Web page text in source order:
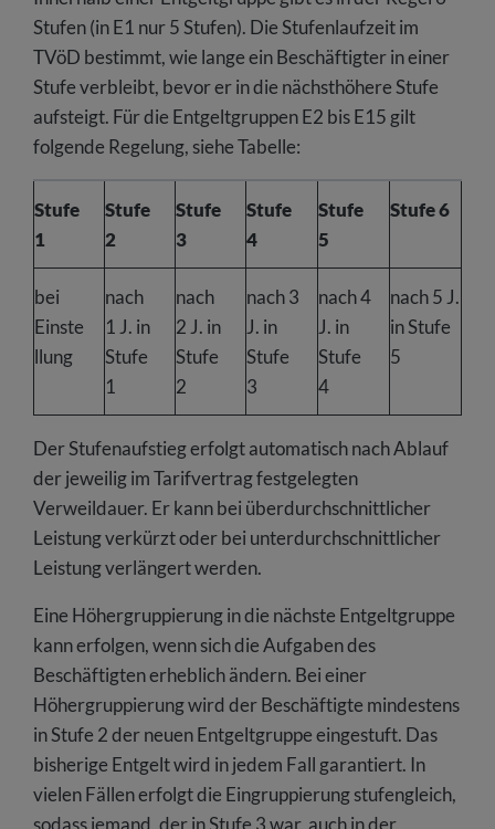
Stufen (in E1 nur 5 Stufen). Die Stufenlaufzeit im
TVöD bestimmt, wie lange ein Beschäftigter in einer
Stufe verbleibt, bevor er in die nächsthöhere Stufe
aufsteigt. Für die Entgeltgruppen E2 bis E15 gilt
folgende Regelung, siehe Tabelle:
Stufe
1
Stufe
2
Stufe
3
Stufe
4
Stufe
5
Stufe 6
bei
Einste
llung
nach
1 J. in
Stufe
1
nach
2 J. in
Stufe
2
nach 3
J. in
Stufe
3
nach 4
J. in
Stufe
4
nach 5 J.
in Stufe
5
Der Stufenaufstieg erfolgt automatisch nach Ablauf
der jeweilig im Tarifvertrag festgelegten
Verweildauer. Er kann bei überdurchschnittlicher
Leistung verkürzt oder bei unterdurchschnittlicher
Leistung verlängert werden.
Eine Höhergruppierung in die nächste Entgeltgruppe
kann erfolgen, wenn sich die Aufgaben des
Beschäftigten erheblich ändern. Bei einer
Höhergruppierung wird der Beschäftigte mindestens
in Stufe 2 der neuen Entgeltgruppe eingestuft. Das
bisherige Entgelt wird in jedem Fall garantiert. In
vielen Fällen erfolgt die Eingruppierung stufengleich,
sodass jemand, der in Stufe 3 war, auch in der